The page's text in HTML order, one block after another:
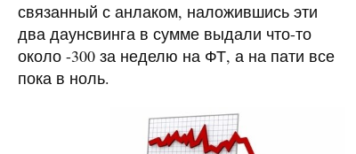
связанный с анлаком, наложившись эти
два даунсвинга в сумме выдали что-то
около -300 за неделю на ФТ, а на пати все
пока в ноль.